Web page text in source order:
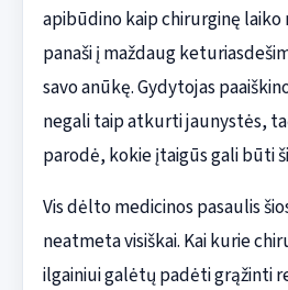
apibūdino kaip chirurginę laiko
panaši į maždaug
savo anūkę. Gydytojas
negali taip atkurti jaunystės,
parodė, kokie įtaigūs gali būti
Vis dėlto medicinos pasaulis
neatmeta visiškai. Kai kurie
ilgainiui galėtų padėti grąžinti